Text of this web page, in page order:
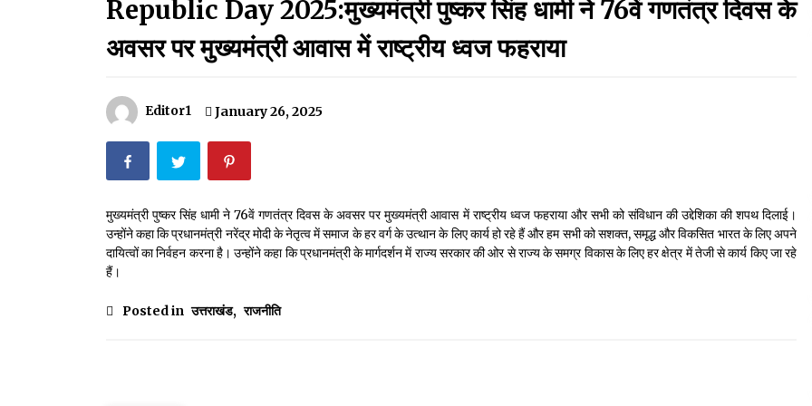
मदरसों का नाम अब्दुल कलाम के नाम पर रखने की घोषणा
December 18, 2023
September 7, 2023
May 14, 2022
Thought Of The Day 11 May
May 11, 2022
Thought Of The Day 10 May
May 10, 2022
Republic Day 2025:मुख्यमंत्री पुष्कर सिंह धामी ने 76वें गणतंत्र दिवस के
अवसर पर मुख्यमंत्री आवास में राष्ट्रीय ध्वज फहराया
Editor1 January 26, 2025
मुख्यमंत्री पुष्कर सिंह धामी ने 76वें गणतंत्र दिवस के अवसर पर मुख्यमंत्री आवास में राष्ट्रीय ध्वज फहराया और सभी को संविधान की उद्देशिका की शपथ दिलाई।
उन्होंने कहा कि प्रधानमंत्री नरेंद्र मोदी के नेतृत्व में समाज के हर वर्ग के उत्थान के लिए कार्य हो रहे हैं और हम सभी को सशक्त, समृद्ध और विकसित भारत के लिए अपने
दायित्वों का निर्वहन करना है। उन्होंने कहा कि प्रधानमंत्री के मार्गदर्शन में राज्य सरकार की ओर से राज्य के समग्र विकास के लिए हर क्षेत्र में तेजी से कार्य किए जा रहे
हैं।
Posted in उत्तराखंड, राजनीति